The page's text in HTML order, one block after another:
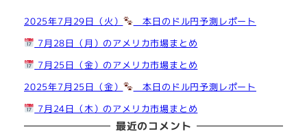
2025年7月29日（火）
本日のドル円予測レポート
7月28日（月）のアメリカ市場まとめ
7月25日（金）のアメリカ市場まとめ
2025年7月25日（金）
本日のドル円予測レポート
7月24日（木）のアメリカ市場まとめ
最近のコメント